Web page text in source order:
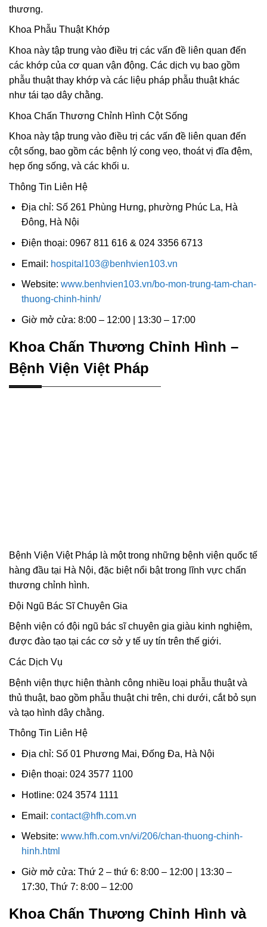
thương.
Khoa Phẫu Thuật Khớp
Khoa này tập trung vào điều trị các vấn đề liên quan đến
các khớp của cơ quan vận động. Các dịch vụ bao gồm
phẫu thuật thay khớp và các liệu pháp phẫu thuật khác
như tái tạo dây chằng.
Khoa Chấn Thương Chỉnh Hình Cột Sống
Khoa này tập trung vào điều trị các vấn đề liên quan đến
cột sống, bao gồm các bệnh lý cong vẹo, thoát vị đĩa đệm,
hẹp ống sống, và các khối u.
Thông Tin Liên Hệ
Địa chỉ: Số 261 Phùng Hưng, phường Phúc La, Hà
Đông, Hà Nội
Điện thoại: 0967 811 616 & 024 3356 6713
Email: hospital103@benhvien103.vn
Website: www.benhvien103.vn/bo-mon-trung-tam-chan-
thuong-chinh-hinh/
Giờ mở cửa: 8:00 – 12:00 | 13:30 – 17:00
Khoa Chấn Thương Chỉnh Hình –
Bệnh Viện Việt Pháp
Bệnh Viện Việt Pháp là một trong những bệnh viện quốc tế
hàng đầu tại Hà Nội, đặc biệt nổi bật trong lĩnh vực chấn
thương chỉnh hình.
Đội Ngũ Bác Sĩ Chuyên Gia
Bệnh viện có đội ngũ bác sĩ chuyên gia giàu kinh nghiệm,
được đào tạo tại các cơ sở y tế uy tín trên thế giới.
Các Dịch Vụ
Bệnh viện thực hiện thành công nhiều loại phẫu thuật và
thủ thuật, bao gồm phẫu thuật chi trên, chi dưới, cắt bỏ sụn
và tạo hình dây chằng.
Thông Tin Liên Hệ
Địa chỉ: Số 01 Phương Mai, Đống Đa, Hà Nội
Điện thoại: 024 3577 1100
Hotline: 024 3574 1111
Email: contact@hfh.com.vn
Website: www.hfh.com.vn/vi/206/chan-thuong-chinh-
hinh.html
Giờ mở cửa: Thứ 2 – thứ 6: 8:00 – 12:00 | 13:30 –
17:30, Thứ 7: 8:00 – 12:00
Khoa Chấn Thương Chỉnh Hình và